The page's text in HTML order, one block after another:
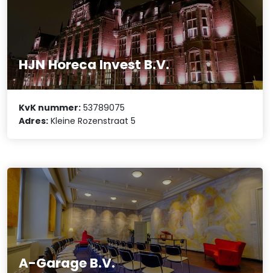
HJN Horeca Invest B.V.
KvK nummer: 53789075
Adres: Kleine Rozenstraat 5
A-Garage B.V.